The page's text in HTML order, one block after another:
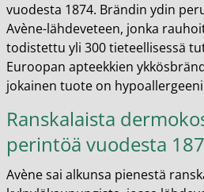
vuodesta 1874. Brändin ydin
Avène-lähdeveteen, jonka
todistettu yli 300 tieteellisessä
Euroopan apteekkien
jokainen tuote on
Ranskalaista
perintöä vuodesta
Avène sai alkunsa pienestä